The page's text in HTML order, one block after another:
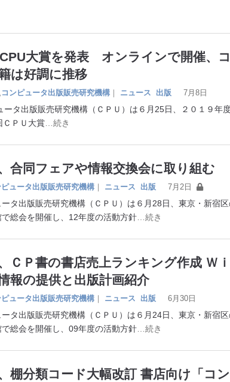
大賞を発表 オンラインで開催、
は好調に推移
コンピュータ出版販売研究機構 ｜ ニュース 出版 7月8日
タ出版販売研究機構（ＣＰＵ）は６月25日、２０１９年
ＣＰＵ大賞 …続き
合同フェアや情報交換会に取り組む
ピュータ出版販売研究機構 ｜ ニュース 出版 7月2日
タ出版販売研究機構（ＣＰＵ）は６月28日、東京・新宿
総会を開催し、12年度の活動方針 …続き
ＣＰ書の書店売上ランキング作成 Ｗ
報の提供と出版計画紹介
ピュータ出版販売研究機構 ｜ ニュース 出版 6月30日
タ出版販売研究機構（ＣＰＵ）は６月24日、東京・新宿
総会を開催し、09年度の活動方針 …続き
棚分類コード大幅改訂 書店向け「コ